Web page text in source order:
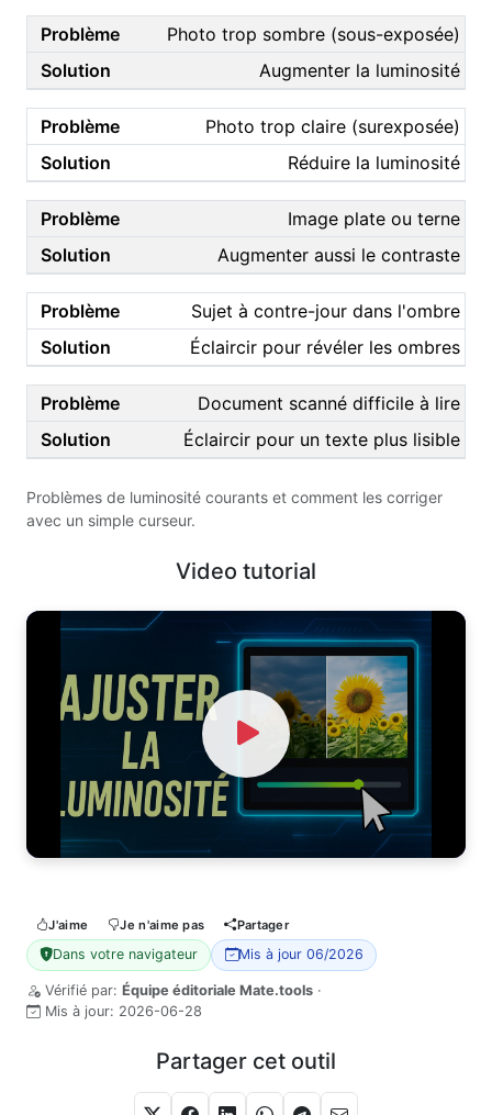
Photo trop sombre (sous-exposée)
Augmenter la luminosité
Photo trop claire (surexposée)
Réduire la luminosité
Image plate ou terne
Augmenter aussi le contraste
Sujet à contre-jour dans l'ombre
Éclaircir pour révéler les ombres
Document scanné difficile à lire
Éclaircir pour un texte plus lisible
Problèmes de luminosité courants et comment les corriger
avec un simple curseur.
Video tutorial
Watch Video
J'aime Je n'aime pas Partager
Dans votre navigateur Mis à jour 06/2026
Vérifié par: Équipe éditoriale Mate.tools ·
Mis à jour: 2026-06-28
Partager cet outil